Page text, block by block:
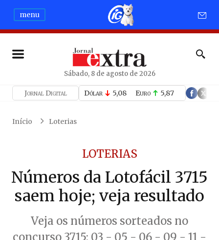
menu
Sábado, 8 de agosto de 2026
Jornal Digital Dólar 5,08 Euro 5,87
Início Loterias
LOTERIAS
Números da Lotofácil 3715
saem hoje; veja resultado
Veja os números sorteados no
concurso 3715: 03 - 05 - 06 - 09 - 11 -